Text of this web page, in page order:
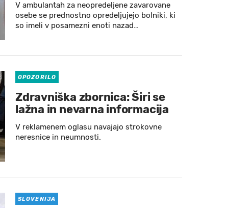
V ambulantah za neopredeljene zavarovane
osebe se prednostno opredeljujejo bolniki, ki
so imeli v posamezni enoti nazad…
OPOZORILO
Zdravniška zbornica: Širi se
lažna in nevarna informacija
V reklamenem oglasu navajajo strokovne
neresnice in neumnosti.
SLOVENIJA